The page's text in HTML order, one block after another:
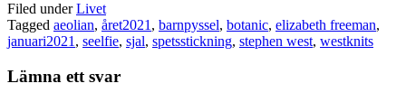
Filed underLivet
Tagged aeolian, året2021, barnpyssel, botanic, elizabeth freeman,
januari2021, seelfie, sjal, spetsstickning, stephen west, westknits
Lämna ett svar